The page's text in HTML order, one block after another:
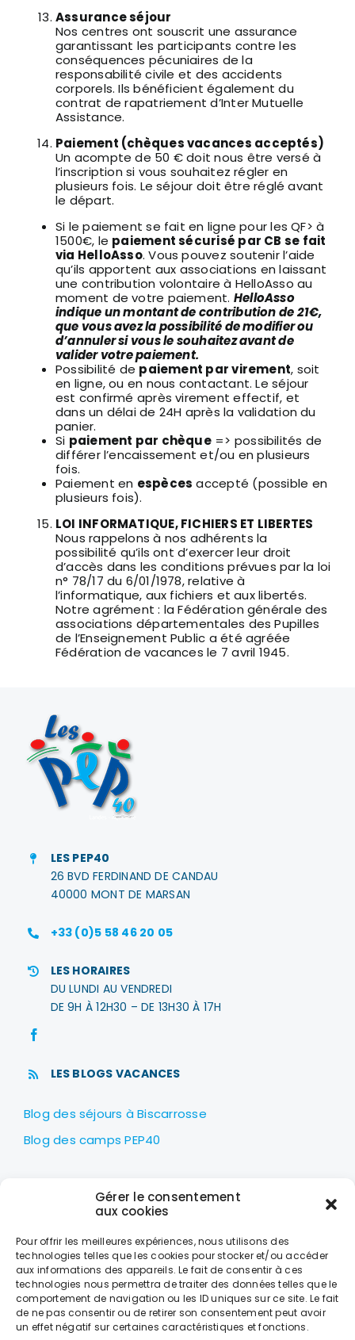
Gérer le consentement
aux cookies
Pour offrir les meilleures expériences, nous utilisons des
technologies telles que les cookies pour stocker et/ou accéder
aux informations des appareils. Le fait de consentir à ces
technologies nous permettra de traiter des données telles que le
comportement de navigation ou les ID uniques sur ce site. Le fait
de ne pas consentir ou de retirer son consentement peut avoir
un effet négatif sur certaines caractéristiques et fonctions.
Assurance séjour
Nos centres ont souscrit une assurance
garantissant les participants contre les
conséquences pécuniaires de la
responsabilité civile et des accidents
corporels. Ils bénéficient également du
contrat de rapatriement d’Inter Mutuelle
Assistance.
Paiement (chèques vacances acceptés)
Un acompte de 50 € doit nous être versé à
l’inscription si vous souhaitez régler en
plusieurs fois. Le séjour doit être réglé avant
le départ.
Si le paiement se fait en ligne pour les QF> à
1500€, le paiement sécurisé par CB se fait
via HelloAsso. Vous pouvez soutenir l’aide
qu’ils apportent aux associations en laissant
une contribution volontaire à HelloAsso au
moment de votre paiement. HelloAsso
indique un montant de contribution de 21€,
que vous avez la possibilité de modifier ou
d’annuler si vous le souhaitez avant de
valider votre paiement.
Possibilité de paiement par virement, soit
en ligne, ou en nous contactant. Le séjour
est confirmé après virement effectif, et
dans un délai de 24H après la validation du
panier.
Si paiement par chèque=> possibilités de
différer l’encaissement et/ou en plusieurs
fois.
Paiement en espèces accepté (possible en
plusieurs fois).
LOI INFORMATIQUE, FICHIERS ET LIBERTES
Nous rappelons à nos adhérents la
possibilité qu’ils ont d’exercer leur droit
d’accès dans les conditions prévues par la loi
n° 78/17 du 6/01/1978, relative à
l’informatique, aux fichiers et aux libertés.
Notre agrément : la Fédération générale des
associations départementales des Pupilles
de l’Enseignement Public a été agréée
Fédération de vacances le 7 avril 1945.
LES PEP40
26 BVD FERDINAND DE CANDAU
40000 MONT DE MARSAN
+33 (0)5 58 46 20 05
LES HORAIRES
DU LUNDI AU VENDREDI
DE 9H À 12H30 – DE 13H30 À 17H
LES BLOGS VACANCES
Blog des séjours à Biscarrosse
Blog des camps PEP40
LES PEP40
Centre nautique Jean Udaquiola
40600 BISCARROSSE
+33 (0)5 58 78 10 47
LES HORAIRES